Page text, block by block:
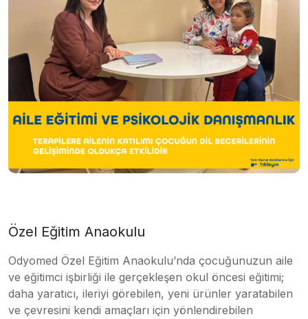
Özel Eğitim Anaokulu
Odyomed Özel Eğitim Anaokulu’nda çocuğunuzun aile
ve eğitimci işbirliği ile gerçekleşen okul öncesi eğitimi;
daha yaratıcı, ileriyi görebilen, yeni ürünler yaratabilen
ve çevresini kendi amaçları için yönlendirebilen